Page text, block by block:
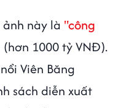
này là "công
(hơn 1000 tỷ VNĐ).
Viên Băng
sách diễn xuất